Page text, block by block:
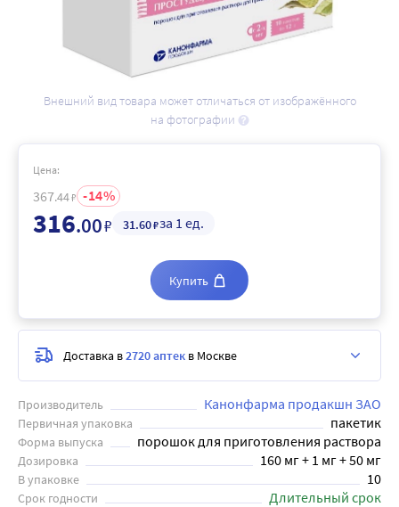
Внешний вид товара может отличаться от изображённого
на фотографии
Производитель Канонфарма продакшн ЗАО
Первичная упаковка пакетик
Форма выпуска порошок для приготовления раствора
Дозировка 160 мг + 1 мг + 50 мг
В упаковке 10
Срок годности Длительный срок
Цена:
367.44₽ 14
316.00₽ 31.60₽за 1 ед.
Купить
Доставка в2720 аптек в Москве